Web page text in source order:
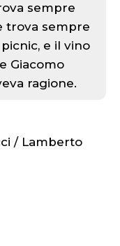
sempre
trova sempre
e il vino
Giacomo
ragione.
/ Lamberto